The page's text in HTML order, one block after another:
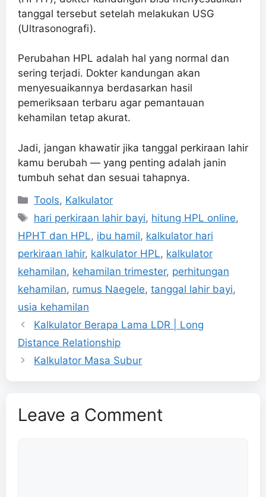
tanggal tersebut setelah melakukan USG
(Ultrasonografi).
Perubahan HPL adalah hal yang normal dan
sering terjadi. Dokter kandungan akan
menyesuaikannya berdasarkan hasil
pemeriksaan terbaru agar pemantauan
kehamilan tetap akurat.
Jadi, jangan khawatir jika tanggal perkiraan lahir
kamu berubah — yang penting adalah janin
tumbuh sehat dan sesuai tahapnya.
Categories
Tools, Kalkulator
Tags
hari perkiraan lahir bayi, hitung HPL online,
HPHT dan HPL, ibu hamil, kalkulator hari
perkiraan lahir, kalkulator HPL, kalkulator
kehamilan, kehamilan trimester, perhitungan
kehamilan, rumus Naegele, tanggal lahir bayi,
usia kehamilan
Kalkulator Berapa Lama LDR | Long
Distance Relationship
Kalkulator Masa Subur
Leave a Comment